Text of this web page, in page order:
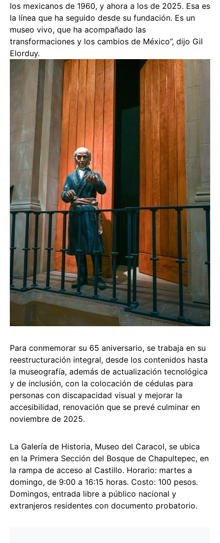
los mexicanos de 1960, y ahora a los de 2025. Esa es
la línea que ha seguido desde su fundación. Es un
museo vivo, que ha acompañado las
transformaciones y los cambios de México”, dijo Gil
Elorduy.
Para conmemorar su 65 aniversario, se trabaja en su
reestructuración integral, desde los contenidos hasta
la museografía, además de actualización tecnológica
y de inclusión, con la colocación de cédulas para
personas con discapacidad visual y mejorar la
accesibilidad, renovación que se prevé culminar en
noviembre de 2025.
La Galería de Historia, Museo del Caracol, se ubica
en la Primera Sección del Bosque de Chapultepec, en
la rampa de acceso al Castillo. Horario: martes a
domingo, de 9:00 a 16:15 horas. Costo: 100 pesos.
Domingos, entrada libre a público nacional y
extranjeros residentes con documento probatorio.